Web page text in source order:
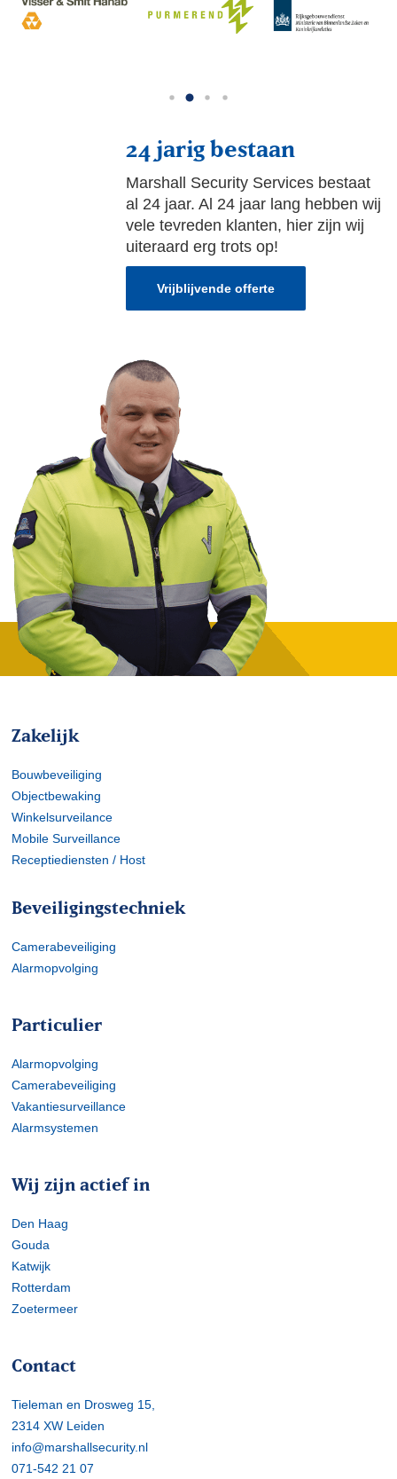
24 jarig bestaan
Marshall Security Services bestaat
al 24 jaar. Al 24 jaar lang hebben wij
vele tevreden klanten, hier zijn wij
uiteraard erg trots op!
Vrijblijvende offerte
Zakelijk
Bouwbeveiliging
Objectbewaking
Winkelsurveilance
Mobile Surveillance
Receptiediensten / Host
Beveiligingstechniek
Camerabeveiliging
Alarmopvolging
Particulier
Alarmopvolging
Camerabeveiliging
Vakantiesurveillance
Alarmsystemen
Wij zijn actief in
Den Haag
Gouda
Katwijk
Rotterdam
Zoetermeer
Contact
Tieleman en Drosweg 15,
2314 XW Leiden
info@marshallsecurity.nl
071-542 21 07